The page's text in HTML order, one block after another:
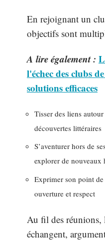
En rejoignant un
objectifs sont
A lire également :
l'échec des clubs
solutions efficaces
Tisser des liens
découvertes littéraires
S’aventurer hors de
explorer de nouveaux
Exprimer son point de
ouverture et respect
Au fil des réunions,
échangent,